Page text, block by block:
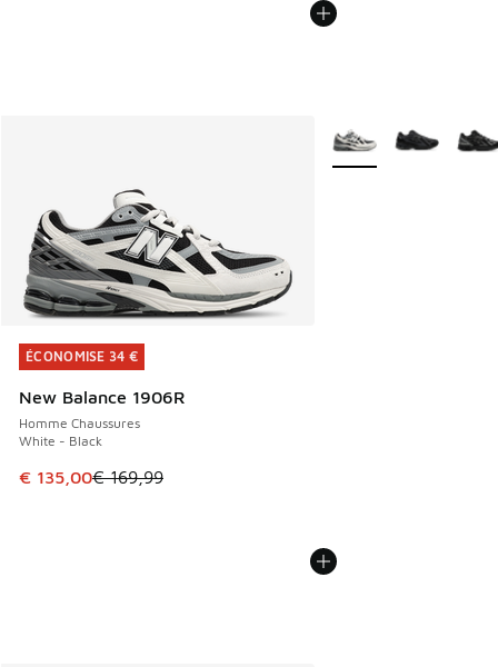
ÉCONOMISE 34 €
New Balance 1906R
Homme Chaussures
White - Black
Cet article est en promotion. Prix en baisse de € 169,99 à
€ 135,00€ 169,99
ÉCONOMISE 34 €
Plus de couleurs